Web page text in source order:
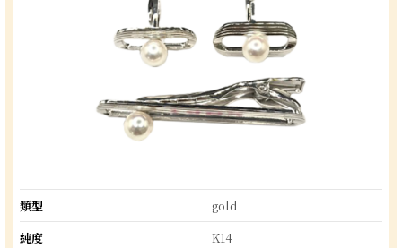
類型
gold
純度
K14